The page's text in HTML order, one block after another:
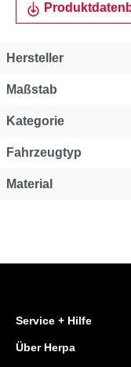
Hersteller
Maßstab
Kategorie
Fahrzeugtyp
Material
Service + Hilfe
Über Herpa